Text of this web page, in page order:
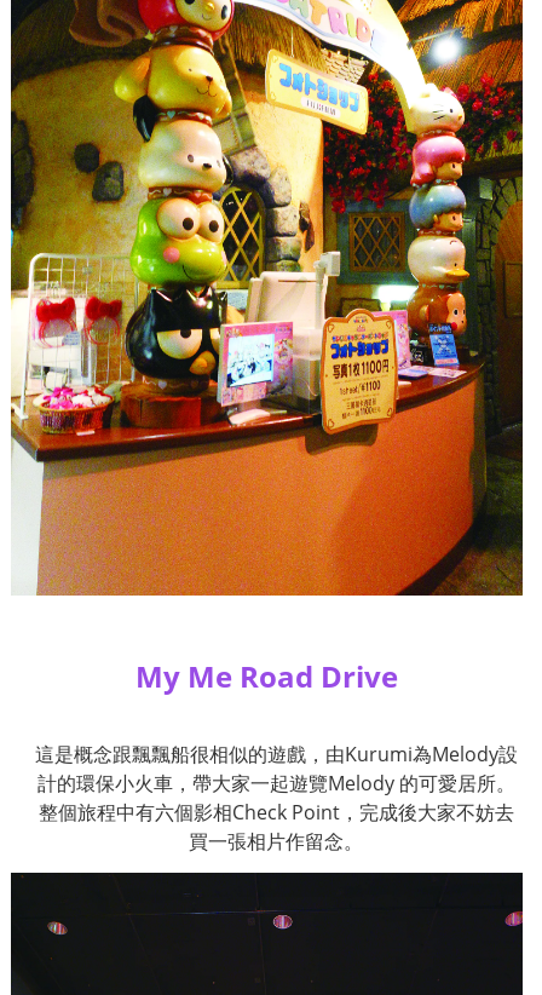
My Me Road Drive
這是概念跟飄飄船很相似的遊戲，由Kurumi為Melody設
計的環保小火車，帶大家一起遊覽Melody 的可愛居所。
整個旅程中有六個影相Check Point，完成後大家不妨去
買一張相片作留念。